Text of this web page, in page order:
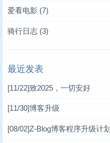
爱看电影 (7)
骑行日志 (3)
最近发表
[11/22]致2025，一切安好
[11/30]博客升级
[08/02]Z-Blog博客程序升级计划